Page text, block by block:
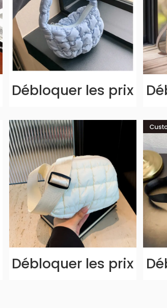
Débloquer les prix
Débloquer les prix